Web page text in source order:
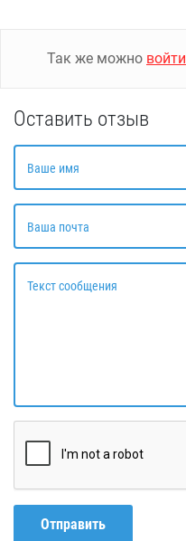
Так же можно войти
Оставить отзыв
Ваше имя
Ваша почта
Текст сообщения
Отправить